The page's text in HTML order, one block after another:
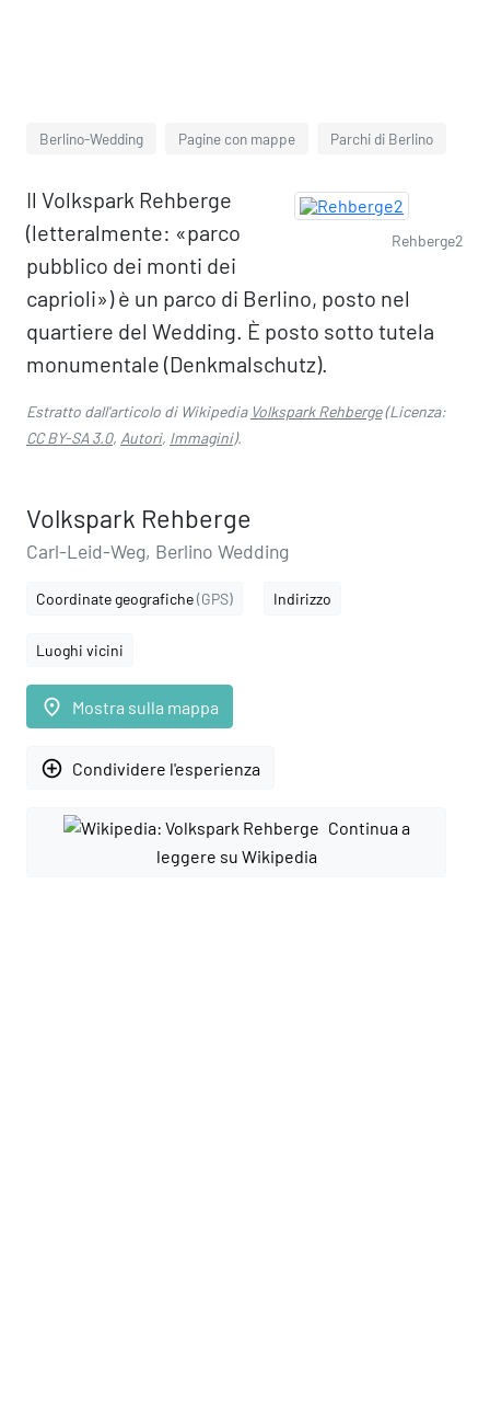
Berlino-Wedding Pagine con mappe Parchi di Berlino
Rehberge2
Il Volkspark Rehberge
(letteralmente: «parco
pubblico dei monti dei
caprioli») è un parco di Berlino, posto nel
quartiere del Wedding. È posto sotto tutela
monumentale (Denkmalschutz).
Estratto dall'articolo di Wikipedia Volkspark Rehberge(Licenza:
CC BY-SA 3.0, Autori, Immagini).
Volkspark Rehberge
Carl-Leid-Weg, Berlino Wedding
Coordinate geografiche(GPS) Indirizzo
Luoghi vicini
place Mostra sulla mappa
add_circle_outline Condividere l'esperienza
Continua a
leggere su Wikipedia